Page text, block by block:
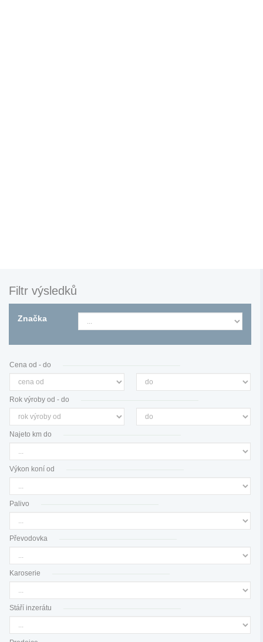
Filtr výsledků
Značka
Cena od - do
Rok výroby od - do
Najeto km do
Výkon koní od
Palivo
Převodovka
Karoserie
Stáří inzerátu